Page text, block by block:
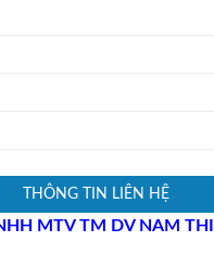
THÔNG TIN LIÊN HỆ
MTV TM DV NAM